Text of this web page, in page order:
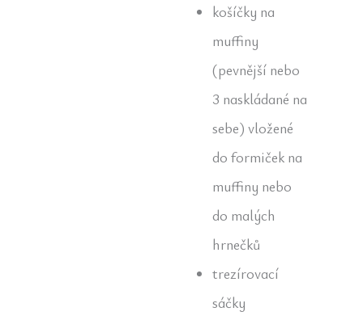
košíčky na
muffiny
(pevnější nebo
3 naskládané na
sebe) vložené
do formiček na
muffiny nebo
do malých
hrnečků
trezírovací
sáčky